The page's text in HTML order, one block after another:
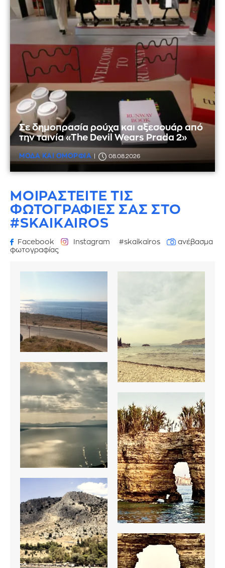
Σε δημοπρασία ρούχα και αξεσουάρ από
την ταινία «The Devil Wears Prada 2»
ΜΟΔΑ ΚΑΙ ΟΜΟΡΦΙΑ 08.08.2026
ΜΟΙΡΑΣΤΕΙΤΕ ΤΙΣ
ΦΩΤΟΓΡΑΦΙΕΣ ΣΑΣ ΣΤΟ
#SKAIKAIROS
Facebook Instagram #skaikairos
ανέβασμα
φωτογραφίας